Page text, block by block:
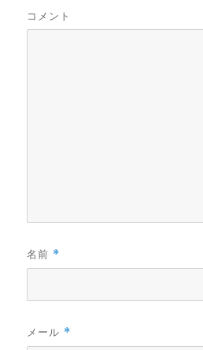
コメント
名前 *
メール *